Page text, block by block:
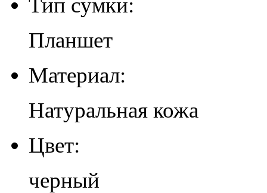
Планшет
Материал:
Натуральная кожа
Цвет:
черный